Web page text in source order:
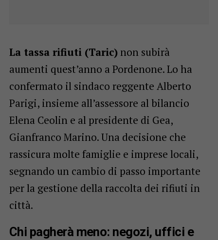
La tassa rifiuti (Taric) non subirà
aumenti quest’anno a Pordenone. Lo ha
confermato il sindaco reggente Alberto
Parigi, insieme all’assessore al bilancio
Elena Ceolin e al presidente di Gea,
Gianfranco Marino. Una decisione che
rassicura molte famiglie e imprese locali,
segnando un cambio di passo importante
per la gestione della raccolta dei rifiuti in
città.
Chi pagherà meno: negozi, uffici e